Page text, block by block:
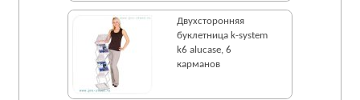
Двухсторонняя
буклетница k-system
k6 alucase, 6
карманов